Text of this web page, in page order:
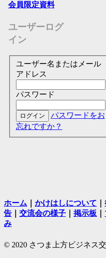
会員限定資料
ユーザーログ
イン
ユーザー名またはメール
アドレス
パスワード
パスワードをお
忘れですか？
ホーム かけはしについて
告
交流会の様子 掲示板
み
© 2020 さつま上方ビジネス